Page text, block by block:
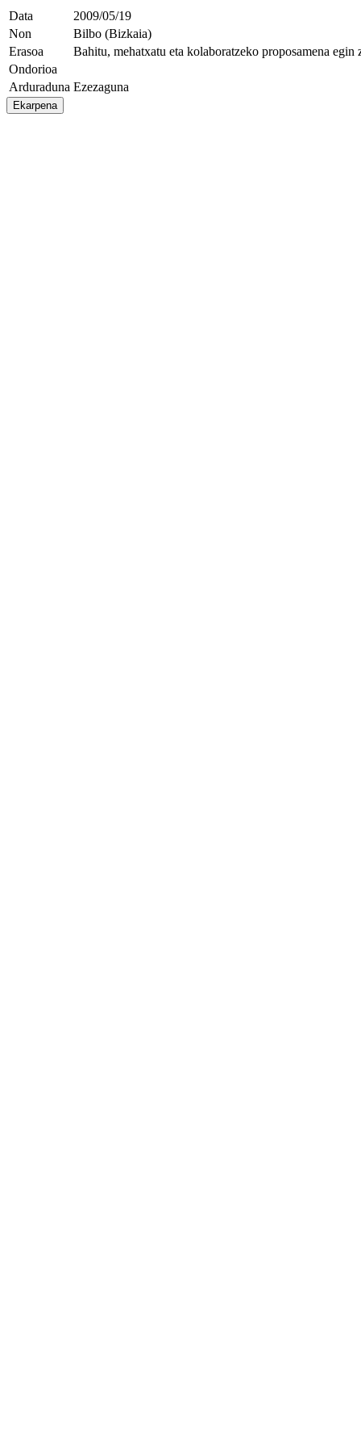
Data
2009/05/19
Non
Bilbo (Bizkaia)
Erasoa
Bahitu, mehatxatu eta kolaboratzeko proposamena egin
Ondorioa
Arduraduna Ezezaguna